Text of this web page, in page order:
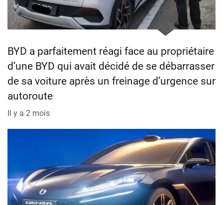
BYD a parfaitement réagi face au propriétaire
d’une BYD qui avait décidé de se débarrasser
de sa voiture après un freinage d’urgence sur
autoroute
Il y a 2 mois